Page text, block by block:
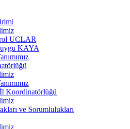
UCLAR
KAYA
Koordinatörlüğü
ve Sorumlulukları